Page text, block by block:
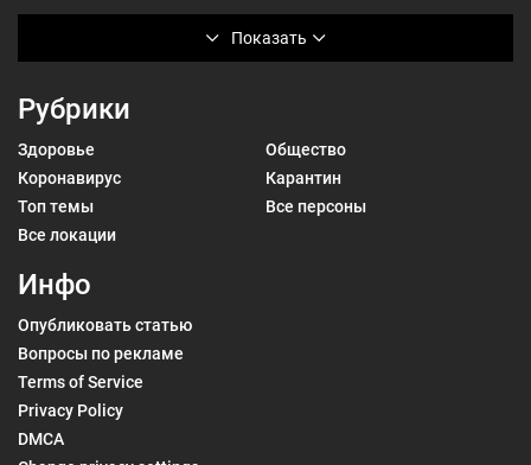
Показать
Рубрики
Здоровье
Общество
Коронавирус
Карантин
Топ темы
Все персоны
Все локации
Инфо
Опубликовать статью
Вопросы по рекламе
Terms of Service
Privacy Policy
DMCA